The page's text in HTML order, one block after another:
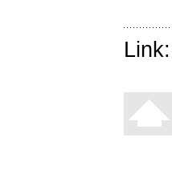
Link: